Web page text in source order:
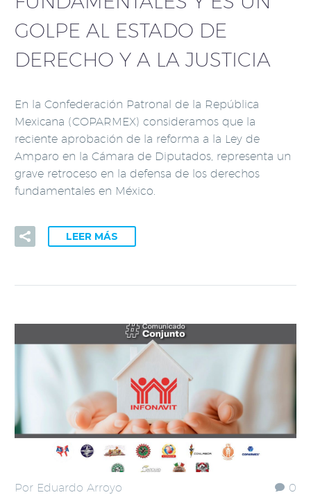
GOLPE AL ESTADO DE
DERECHO Y A LA JUSTICIA
En la Confederación Patronal de la República
Mexicana (COPARMEX) consideramos que la
reciente aprobación de la reforma a la Ley de
Amparo en la Cámara de Diputados, representa un
grave retroceso en la defensa de los derechos
fundamentales en México.
LEER MÁS
0
Por Eduardo Arroyo